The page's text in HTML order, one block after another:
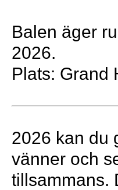
Balen äger
2026.
Plats: Grand
2026 kan du
vänner och
tillsammans.